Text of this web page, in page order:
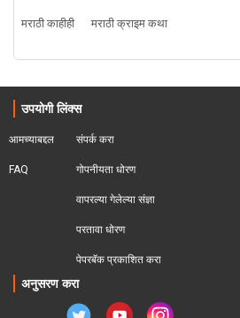
मराठी काहीही
मराठी क्राइम कथा
उपयोगी लिंक्स
आमच्याबद्दल
FAQ
संपर्क करा
गोपनीयता धोरण
वापरल्या गेलेल्या संज्ञा
परतावा धोरण
पेपरबॅक प्रकाशित करा
अनुसरण करा